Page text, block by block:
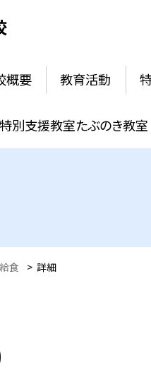
概要 教育活動
特別支援教室たぶのき教室
給食 > 詳細